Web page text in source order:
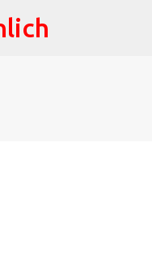
Direkt zum Hauptbereich